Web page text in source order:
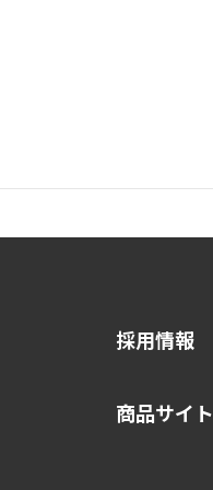
採用情報
商品サイト